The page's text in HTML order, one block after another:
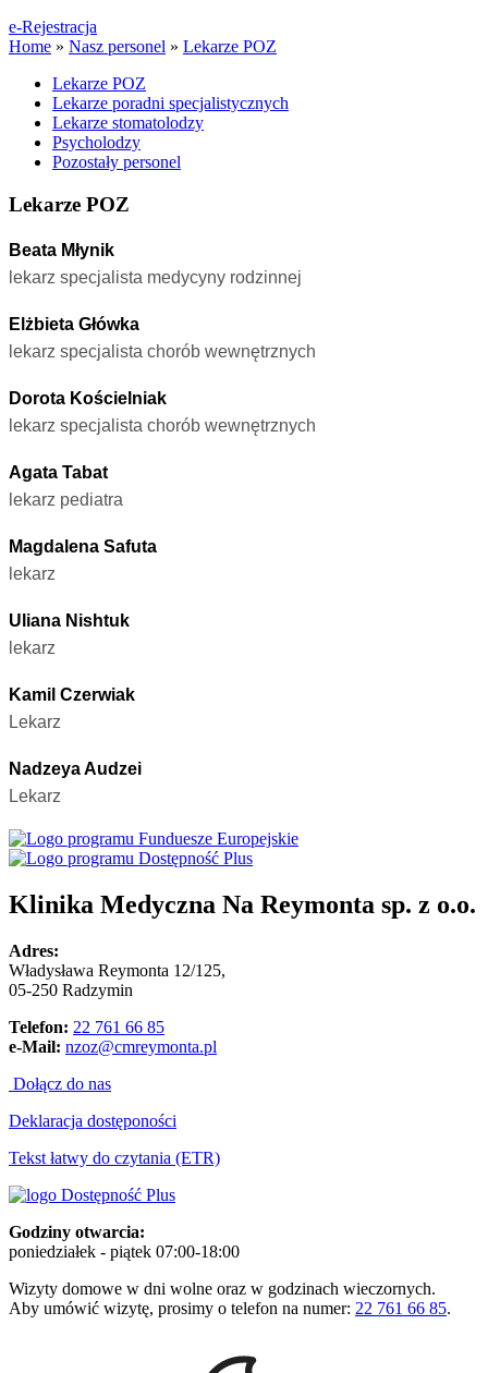
e-Rejestracja
Home » Nasz personel » Lekarze POZ
Lekarze POZ
Lekarze poradni specjalistycznych
Lekarze stomatolodzy
Psycholodzy
Pozostały personel
Lekarze POZ
Beata Młynik
lekarz specjalista medycyny rodzinnej
Elżbieta Główka
lekarz specjalista chorób wewnętrznych
Dorota Kościelniak
lekarz specjalista chorób wewnętrznych
Agata Tabat
lekarz pediatra
Magdalena Safuta
lekarz
Uliana Nishtuk
lekarz
Kamil Czerwiak
Lekarz
Nadzeya Audzei
Lekarz
Klinika Medyczna Na Reymonta sp. z o.o.
Adres:
Władysława Reymonta 12/125,
05-250 Radzymin
Telefon: 22 761 66 85
e-Mail: nzoz@cmreymonta.pl
Dołącz do nas
Deklaracja dostęponości
Tekst łatwy do czytania (ETR)
Godziny otwarcia:
poniedziałek - piątek 07:00-18:00
Wizyty domowe w dni wolne oraz w godzinach wieczornych.
Aby umówić wizytę, prosimy o telefon na numer: 22 761 66 85.